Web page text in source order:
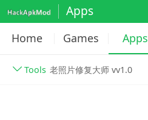
Apps
Home Games Apps
Tools 老照片修复大师 vv1.0